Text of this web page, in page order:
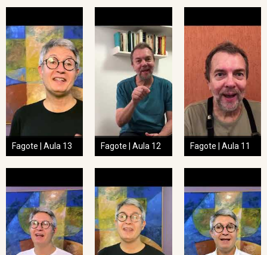
Fagote | Aula 13 Fagote | Aula 12 Fagote | Aula 11